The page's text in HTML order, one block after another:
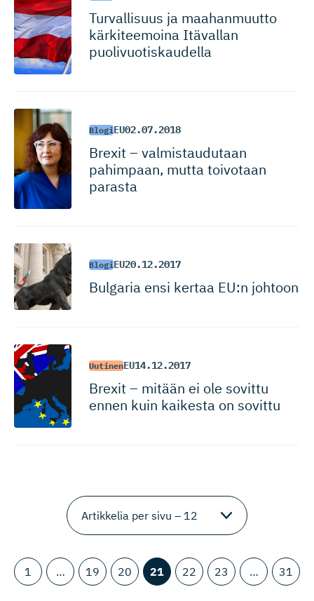
Turvallisuus ja maahanmuutto
kärkiteemoina Itävallan
puolivuotis­kaudella
BlogiEU02.07.2018
Brexit – valmistau­dutaan
pahimpaan, mutta toivotaan
parasta
BlogiEU20.12.2017
Bulgaria ensi kertaa EU:n johtoon
UutinenEU14.12.2017
Brexit – mitään ei ole sovittu
ennen kuin kaikesta on sovittu
1 … 19 20 21 22 23 … 31